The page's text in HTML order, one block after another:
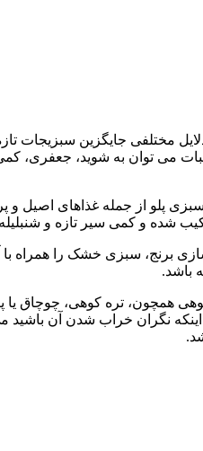
مختلفی جایگزین سبزیجات
می‌ توان به شوید، جعفری،
سبزی‌ پلو از جمله غذاهای
شده و کمی سیر تازه و
برنج، سبزی خشک را همراه
باشد.
همچون، تره کوهی، چوچاق
نگران خراب شدن آن باشید